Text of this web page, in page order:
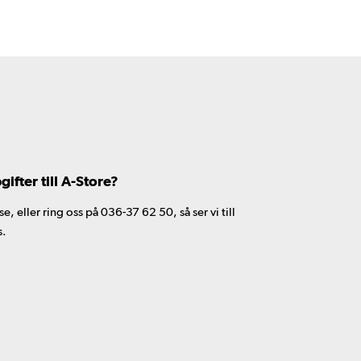
till A-Store?
eller ring oss på 036-37 62 50, så ser vi till